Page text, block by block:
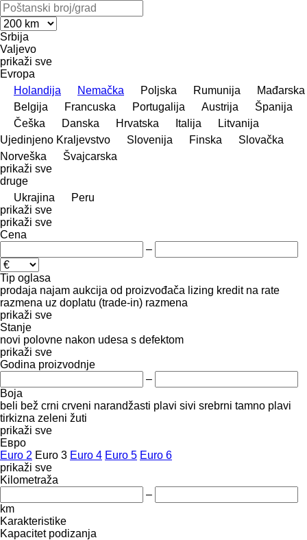
Srbija
Valjevo
prikaži sve
Evropa
Holandija
Nemačka Poljska Rumunija
Mađarska
Belgija
Francuska Portugalija Austrija
Španija
Češka
Danska Hrvatska Italija
Litvanija
Ujedinjeno Kraljevstvo
Slovenija Finska
Slovačka
Norveška
Švајcarska
prikaži sve
druge
Ukrajina
Peru
prikaži sve
prikaži sve
Cena
–
Tip oglasa
prodaja najam aukcija od proizvođača lizing kredit na rate
razmena uz doplatu (trade-in) razmena
prikaži sve
Stanje
novi polovne nakon udesa s defektom
prikaži sve
Godina proizvodnje
–
Boja
beli bež crni crveni narandžasti plavi sivi srebrni tamno plavi
tirkizna zeleni žuti
prikaži sve
Евро
Euro 2 Euro 3 Euro 4 Euro 5 Euro 6
prikaži sve
Kilometraža
–
km
Karakteristike
Kapacitet podizanja